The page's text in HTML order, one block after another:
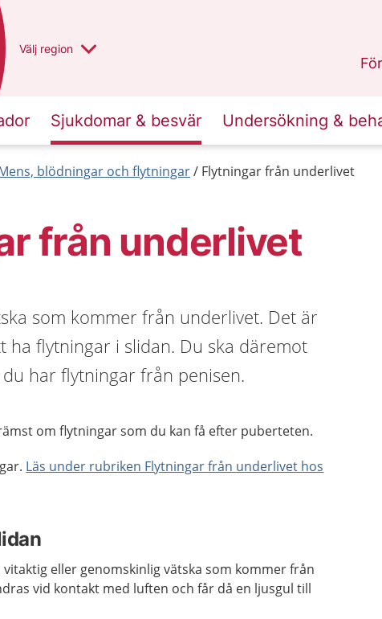
Du har valt region
Välj en annan
region
Sjukdomar & besvär Undersökning &
blödningar och flytningar Flytningar från underlivet
från underlivet
som kommer från underlivet. Det är
ha flytningar i slidan. Du ska däremot
har flytningar från penisen.
om flytningar som du kan få efter puberteten.
Läs under rubriken Flytningar från underlivet hos
eller genomskinlig vätska som kommer från
vid kontakt med luften och får då en ljusgul till